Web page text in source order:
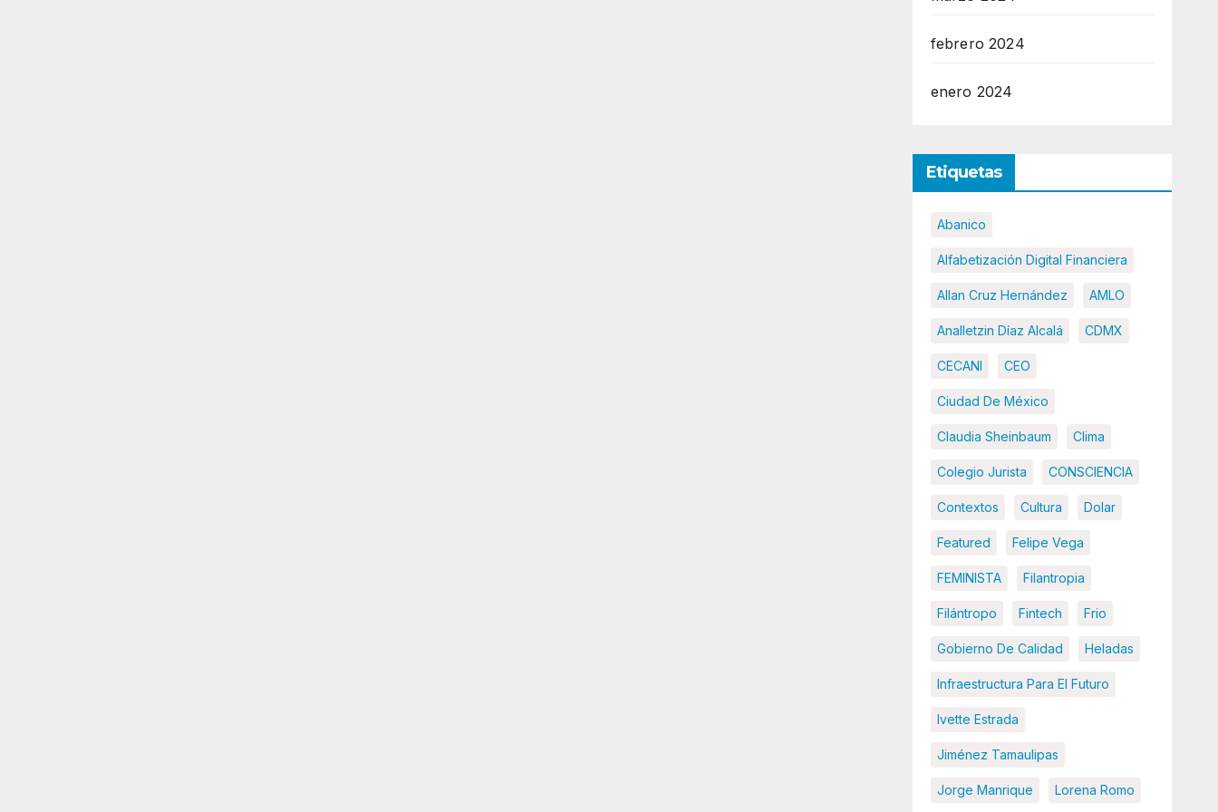
febrero 2024
enero 2024
Etiquetas
Abanico
Alfabetización Digital Financiera
Allan Cruz Hernández AMLO
Analletzin Díaz Alcalá CDMX
CECANI CEO
Ciudad De México
Claudia Sheinbaum Clima
Colegio Jurista CONSCIENCIA
Contextos Cultura Dolar
Featured Felipe Vega
FEMINISTA Filantropia
Filántropo Fintech Frio
Gobierno De Calidad Heladas
Infraestructura Para El Futuro
Ivette Estrada
Jiménez Tamaulipas
Jorge Manrique Lorena Romo